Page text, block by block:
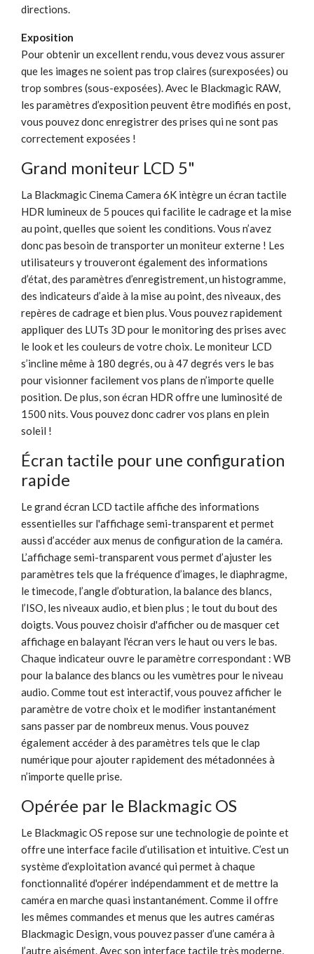
directions.
Exposition
Pour obtenir un excellent rendu, vous devez vous assurer
que les images ne soient pas trop claires (surexposées) ou
trop sombres (sous-exposées). Avec le Blackmagic RAW,
les paramètres d’exposition peuvent être modifiés en post,
vous pouvez donc enregistrer des prises qui ne sont pas
correctement exposées !
Grand moniteur LCD 5"
La Blackmagic Cinema Camera 6K intègre un écran tactile
HDR lumineux de 5 pouces qui facilite le cadrage et la mise
au point, quelles que soient les conditions. Vous n’avez
donc pas besoin de transporter un moniteur externe ! Les
utilisateurs y trouveront également des informations
d’état, des paramètres d’enregistrement, un histogramme,
des indicateurs d’aide à la mise au point, des niveaux, des
repères de cadrage et bien plus. Vous pouvez rapidement
appliquer des LUTs 3D pour le monitoring des prises avec
le look et les couleurs de votre choix. Le moniteur LCD
s’incline même à 180 degrés, ou à 47 degrés vers le bas
pour visionner facilement vos plans de n’importe quelle
position. De plus, son écran HDR offre une luminosité de
1500 nits. Vous pouvez donc cadrer vos plans en plein
soleil !
Écran tactile pour une configuration
rapide
Le grand écran LCD tactile affiche des informations
essentielles sur l'affichage semi-transparent et permet
aussi d’accéder aux menus de configuration de la caméra.
L’affichage semi-transparent vous permet d’ajuster les
paramètres tels que la fréquence d’images, le diaphragme,
le timecode, l’angle d’obturation, la balance des blancs,
l’ISO, les niveaux audio, et bien plus ; le tout du bout des
doigts. Vous pouvez choisir d'afficher ou de masquer cet
affichage en balayant l'écran vers le haut ou vers le bas.
Chaque indicateur ouvre le paramètre correspondant : WB
pour la balance des blancs ou les vumètres pour le niveau
audio. Comme tout est interactif, vous pouvez afficher le
paramètre de votre choix et le modifier instantanément
sans passer par de nombreux menus. Vous pouvez
également accéder à des paramètres tels que le clap
numérique pour ajouter rapidement des métadonnées à
n’importe quelle prise.
Opérée par le Blackmagic OS
Le Blackmagic OS repose sur une technologie de pointe et
offre une interface facile d’utilisation et intuitive. C’est un
système d’exploitation avancé qui permet à chaque
fonctionnalité d'opérer indépendamment et de mettre la
caméra en marche quasi instantanément. Comme il offre
les mêmes commandes et menus que les autres caméras
Blackmagic Design, vous pouvez passer d’une caméra à
l’autre aisément. Avec son interface tactile très moderne,